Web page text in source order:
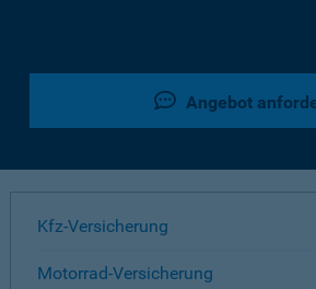
Angebot
Kfz-Versicherung
Motorrad-Versicherung